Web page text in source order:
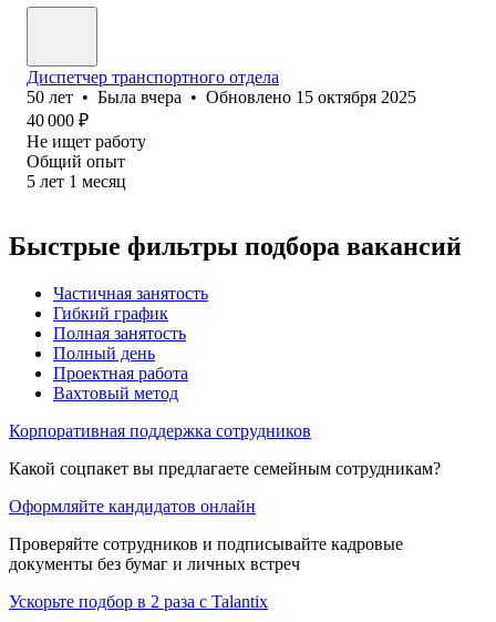
Диспетчер транспортного отдела
50 лет • Была вчера • Обновлено 15 октября 2025
40 000 ₽
Не ищет работу
Общий опыт
5 лет 1 месяц
Быстрые фильтры подбора вакансий
Частичная занятость
Гибкий график
Полная занятость
Полный день
Проектная работа
Вахтовый метод
Корпоративная поддержка сотрудников
Какой соцпакет вы предлагаете семейным сотрудникам?
Оформляйте кандидатов онлайн
Проверяйте сотрудников и подписывайте кадровые
документы без бумаг и личных встреч
Ускорьте подбор в 2 раза с Talantix